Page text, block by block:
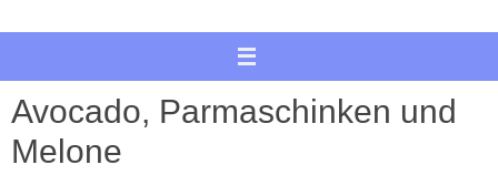
Avocado, Parmaschinken und
Melone